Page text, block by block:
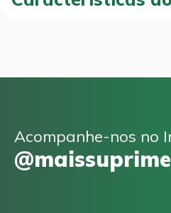
Acompanhe-nos no